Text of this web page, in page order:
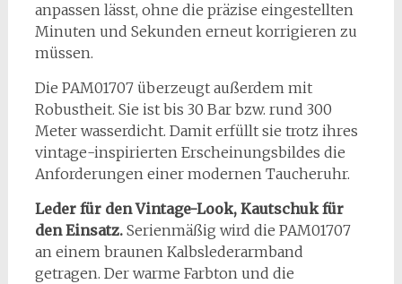
anpassen lässt, ohne die präzise eingestellten
Minuten und Sekunden erneut korrigieren zu
müssen.
Die PAM01707 überzeugt außerdem mit
Robustheit. Sie ist bis 30 Bar bzw. rund 300
Meter wasserdicht. Damit erfüllt sie trotz ihres
vintage-inspirierten Erscheinungsbildes die
Anforderungen einer modernen Taucheruhr.
Leder für den Vintage-Look, Kautschuk für
den Einsatz. Serienmäßig wird die PAM01707
an einem braunen Kalbslederarmband
getragen. Der warme Farbton und die